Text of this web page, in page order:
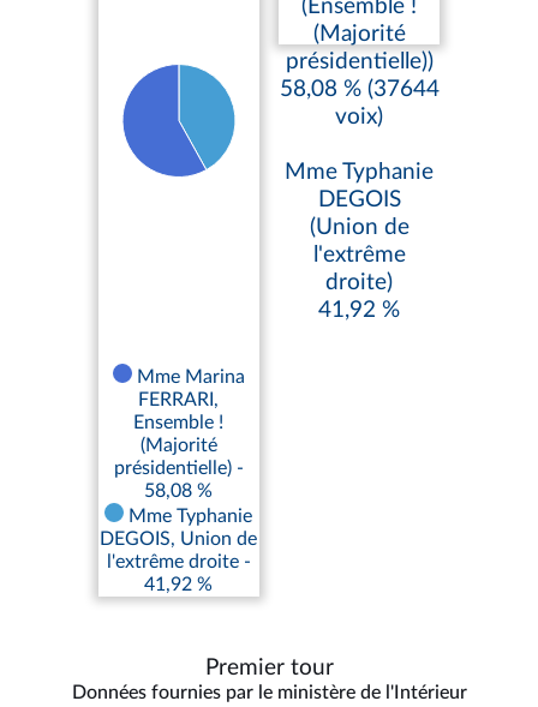
Mme Marina
FERRARI,
Ensemble !
(Majorité
présidentielle) -
58,08 %
Mme Typhanie
DEGOIS, Union de
l'extrême droite -
41,92 %
(Ensemble !
(Majorité
présidentielle))
58,08 % (37644
voix)
Mme Typhanie
DEGOIS
(Union de
l'extrême
droite)
41,92 %
Premier tour
Données fournies par le ministère de l'Intérieur